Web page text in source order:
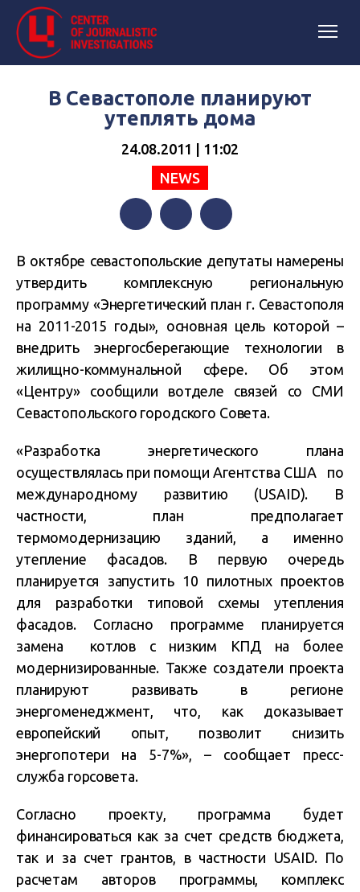
В Севастополе планируют
утеплять дома
24.08.2011 | 11:02
NEWS
В октябре севастопольские депутаты намерены
утвердить комплексную региональную
программу «Энергетический план г. Севастополя
на 2011-2015 годы», основная цель которой –
внедрить энергосберегающие технологии в
жилищно-коммунальной сфере. Об этом
«Центру» сообщили вотделе связей со СМИ
Севастопольского городского Совета.
«Разработка энергетического плана
осуществлялась при помощи Агентства США по
международному развитию (USAID). В
частности, план предполагает
термомодернизацию зданий, а именно
утепление фасадов. В первую очередь
планируется запустить 10 пилотных проектов
для разработки типовой схемы утепления
фасадов. Согласно программе планируется
замена котлов с низким КПД на более
модернизированные. Также создатели проекта
планируют развивать в регионе
энергоменеджмент, что, как доказывает
европейский опыт, позволит снизить
энергопотери на 5-7%», – сообщает пресс-
служба горсовета.
Согласно проекту, программа будет
финансироваться как за счет средств бюджета,
так и за счет грантов, в частности USAID. По
расчетам авторов программы, комплекс